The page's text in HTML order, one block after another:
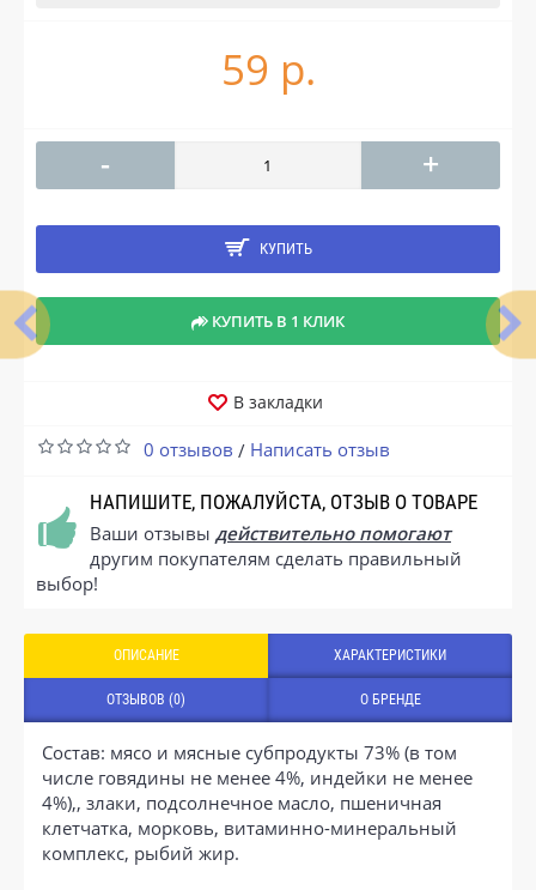
59 р.
- +
КУПИТЬ
КУПИТЬ В 1 КЛИК
В закладки
0 отзывов / Написать отзыв
НАПИШИТЕ, ПОЖАЛУЙСТА, ОТЗЫВ О ТОВАРЕ
Ваши отзывы действительно помогают
другим покупателям сделать правильный
выбор!
ОПИСАНИЕ ХАРАКТЕРИСТИКИ
ОТЗЫВОВ (0) О БРЕНДЕ
Состав: мясо и мясные субпродукты 73% (в том
числе говядины не менее 4%, индейки не менее
4%),, злаки, подсолнечное масло, пшеничная
клетчатка, морковь, витаминно-минеральный
комплекс, рыбий жир.